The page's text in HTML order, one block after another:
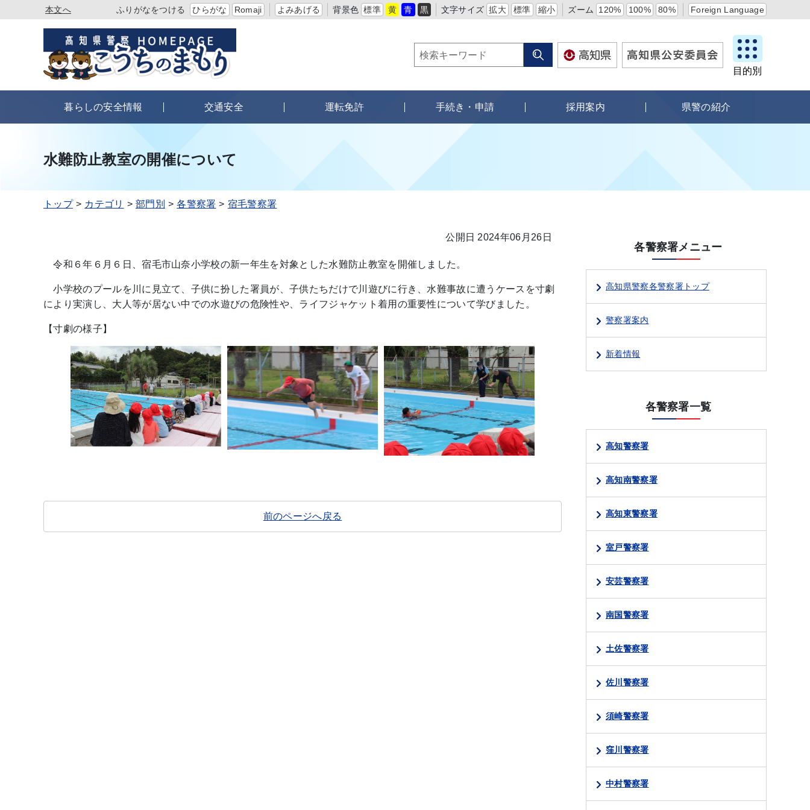
本文へ ふりがなをつける ひらがな Romaji よみあげる 背景色 標準 黄 青 黒 文字サイズ 拡大 標準 縮小 ズーム 120% 100% 80% Foreign Language
目的別
暮らしの安全情報 交通安全 運転免許 手続き・申請 採用案内 県警の紹介
水難防止教室の開催について
トップ カテゴリ 部門別 各警察署 宿毛警察署
公開日 2024年06月26日
令和６年６月６日、宿毛市山奈小学校の新一年生を対象とした水難防止教室を開催しました。
小学校のプールを川に見立て、子供に扮した署員が、子供たちだけで川遊びに行き、水難事故に遭うケースを寸劇
により実演し、大人等が居ない中での水遊びの危険性や、ライフジャケット着用の重要性について学びました。
【寸劇の様子】
前のページへ戻る
各警察署メニュー
高知県警察各警察署トップ
警察署案内
新着情報
各警察署一覧
高知警察署
高知南警察署
高知東警察署
室戸警察署
安芸警察署
南国警察署
土佐警察署
佐川警察署
須崎警察署
窪川警察署
中村警察署